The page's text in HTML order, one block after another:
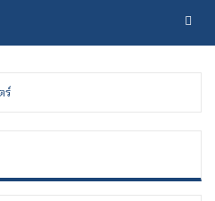
ร์